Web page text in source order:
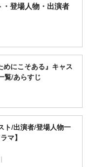
登場人物・出演者
にこそある』キャス
覧/あらすじ
ト/出演者/登場人物一
マ】